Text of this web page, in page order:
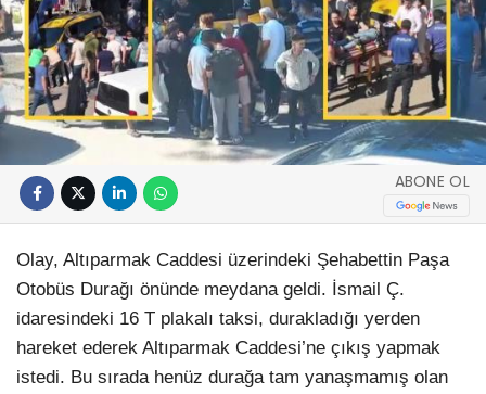
ABONE OL
Olay, Altıparmak Caddesi üzerindeki Şehabettin Paşa
Otobüs Durağı önünde meydana geldi. İsmail Ç.
idaresindeki 16 T plakalı taksi, durakladığı yerden
hareket ederek Altıparmak Caddesi’ne çıkış yapmak
istedi. Bu sırada henüz durağa tam yanaşmamış olan